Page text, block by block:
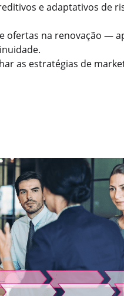
e adaptativos de
ofertas na renovação —
as estratégias de